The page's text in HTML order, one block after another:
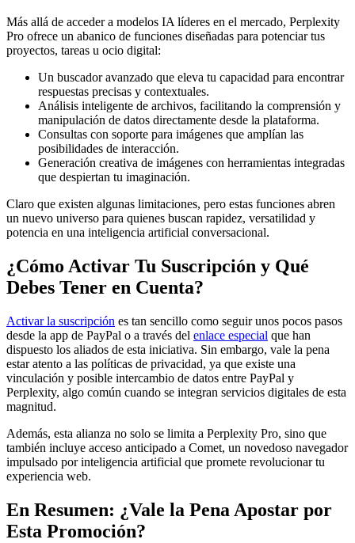
Más allá de acceder a modelos IA líderes en el mercado, Perplexity
Pro ofrece un abanico de funciones diseñadas para potenciar tus
proyectos, tareas u ocio digital:
Un buscador avanzado que eleva tu capacidad para encontrar
respuestas precisas y contextuales.
Análisis inteligente de archivos, facilitando la comprensión y
manipulación de datos directamente desde la plataforma.
Consultas con soporte para imágenes que amplían las
posibilidades de interacción.
Generación creativa de imágenes con herramientas integradas
que despiertan tu imaginación.
Claro que existen algunas limitaciones, pero estas funciones abren
un nuevo universo para quienes buscan rapidez, versatilidad y
potencia en una inteligencia artificial conversacional.
¿Cómo Activar Tu Suscripción y Qué
Debes Tener en Cuenta?
Activar la suscripción es tan sencillo como seguir unos pocos pasos
desde la app de PayPal o a través del enlace especial que han
dispuesto los aliados de esta iniciativa. Sin embargo, vale la pena
estar atento a las políticas de privacidad, ya que existe una
vinculación y posible intercambio de datos entre PayPal y
Perplexity, algo común cuando se integran servicios digitales de esta
magnitud.
Además, esta alianza no solo se limita a Perplexity Pro, sino que
también incluye acceso anticipado a Comet, un novedoso navegador
impulsado por inteligencia artificial que promete revolucionar tu
experiencia web.
En Resumen: ¿Vale la Pena Apostar por
Esta Promoción?